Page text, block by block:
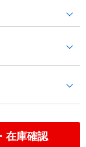
在庫確認